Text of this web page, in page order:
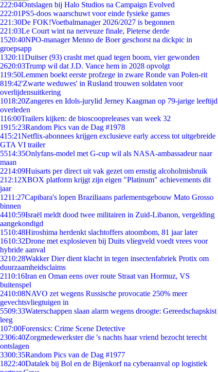
222:04Ontslagen bij Halo Studios na Campaign Evolved
222:01PS5-doos waarschuwt voor einde fysieke games
221:30De FOK!Voetbalmanager 2026/2027 is begonnen
221:03Le Court wint na nerveuze finale, Pieterse derde
1520:40NPO-manager Menno de Boer geschorst na dickpic in
groepsapp
1320:11Duitser (93) crasht met quad tegen boom, vier gewonden
2620:03Trump wil dat J.D. Vance hem in 2028 opvolgt
119:50Lemmen boekt eerste profzege in zware Ronde van Polen-rit
819:42'Zwarte weduwes' in Rusland trouwen soldaten voor
overlijdensuitkering
1018:20Zangeres en Idols-jurylid Jerney Kaagman op 79-jarige leeftijd
overleden
116:00Trailers kijken: de bioscoopreleases van week 32
1915:23Random Pics van de Dag #1978
415:21Netflix-abonnees krijgen exclusieve early access tot uitgebreide
GTA VI trailer
5514:35Onlyfans-model met G-cup wil als NASA-ambassadeur naar
maan
2214:09Huisarts per direct uit vak gezet om ernstig alcoholmisbruik
212:12XBOX platform krijgt zijn eigen "Platinum" achievements dit
jaar
1211:27Capibara's lopen Braziliaans parlementsgebouw Mato Grosso
binnen
4410:59Israël meldt dood twee militairen in Zuid-Libanon, vergelding
aangekondigd
1510:48Hiroshima herdenkt slachtoffers atoombom, 81 jaar later
1610:32Drone met explosieven bij Duits vliegveld voedt vrees voor
hybride aanval
3210:28Wakker Dier dient klacht in tegen insectenfabriek Protix om
duurzaamheidsclaims
2110:16Iran en Oman eens over route Straat van Hormuz, VS
buitenspel
2410:08NAVO zet wegens Russische provocatie 250% meer
gevechtsvliegtuigen in
5509:33Waterschappen slaan alarm wegens droogte: Gereedschapskist
leeg
107:00Forensics: Crime Scene Detective
2306:40Zorgmedewerkster die 's nachts haar vriend bezocht terecht
ontslagen
3300:35Random Pics van de Dag #1977
1822:40Datalek bij Bol en de Bijenkorf na cyberaanval op logistiek